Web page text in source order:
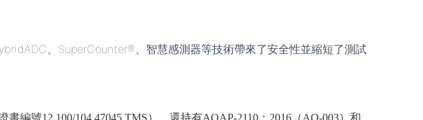
、SuperCounter®、智慧感測器等技術帶來了安全性並縮短了測試
編號12 100/104 47045 TMS），還持有AQAP-2110：2016（AQ-003）和